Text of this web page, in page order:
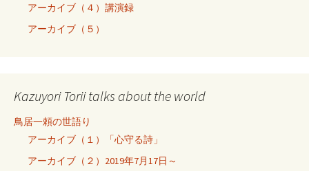
アーカイブ（４）講演録
アーカイブ（５）
Kazuyori Torii talks about the world
鳥居一頼の世語り
アーカイブ（１）「心守る詩」
アーカイブ（２）2019年7月17日～